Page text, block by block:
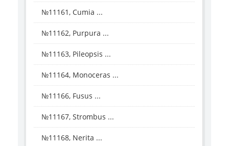
№11161, Cumia ...
№11162, Purpura ...
№11163, Pileopsis ...
№11164, Monoceras ...
№11166, Fusus ...
№11167, Strombus ...
№11168, Nerita ...